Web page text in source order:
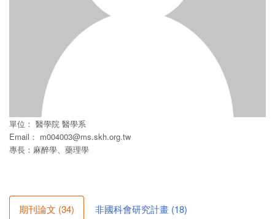
單位： 醫學院 醫學系
Email： m004003@ms.skh.org.tw
專長：麻醉學、藥理學
期刊論文 (34) 非國科會研究計畫 (18)